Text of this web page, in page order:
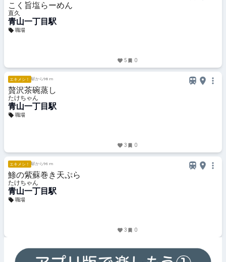
こく旨塩らーめん
直久
青山一丁目駅
職場
5 0
エキメシ！ 駅から98 m
贅沢茶碗蒸し
たけちゃん
青山一丁目駅
職場
3 0
エキメシ！ 駅から96 m
鯵の紫蘇巻き天ぷら
たけちゃん
青山一丁目駅
職場
3 0